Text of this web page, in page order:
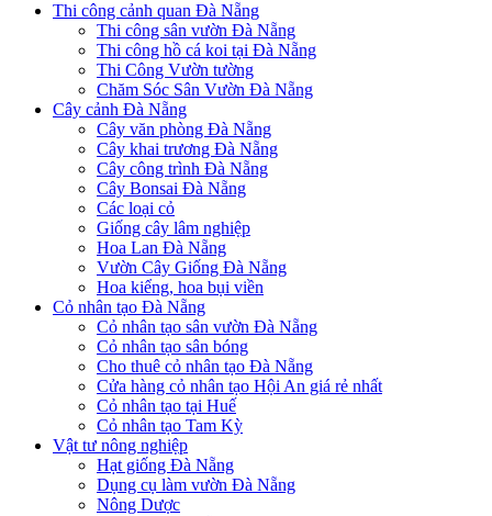
Thi công cảnh quan Đà Nẵng
Thi công sân vườn Đà Nẵng
Thi công hồ cá koi tại Đà Nẵng
Thi Công Vườn tường
Chăm Sóc Sân Vườn Đà Nẵng
Cây cảnh Đà Nẵng
Cây văn phòng Đà Nẵng
Cây khai trương Đà Nẵng
Cây công trình Đà Nẵng
Cây Bonsai Đà Nẵng
Các loại cỏ
Giống cây lâm nghiệp
Hoa Lan Đà Nẵng
Vườn Cây Giống Đà Nẵng
Hoa kiểng, hoa bụi viền
Cỏ nhân tạo Đà Nẵng
Cỏ nhân tạo sân vườn Đà Nẵng
Cỏ nhân tạo sân bóng
Cho thuê cỏ nhân tạo Đà Nẵng
Cửa hàng cỏ nhân tạo Hội An giá rẻ nhất
Cỏ nhân tạo tại Huế
Cỏ nhân tạo Tam Kỳ
Vật tư nông nghiệp
Hạt giống Đà Nẵng
Dụng cụ làm vườn Đà Nẵng
Nông Dược